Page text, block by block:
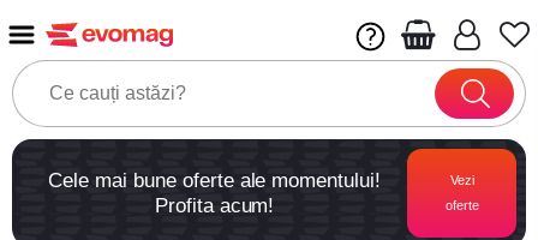
Cele mai bune oferte ale momentului!
Profita acum!
Vezi
oferte